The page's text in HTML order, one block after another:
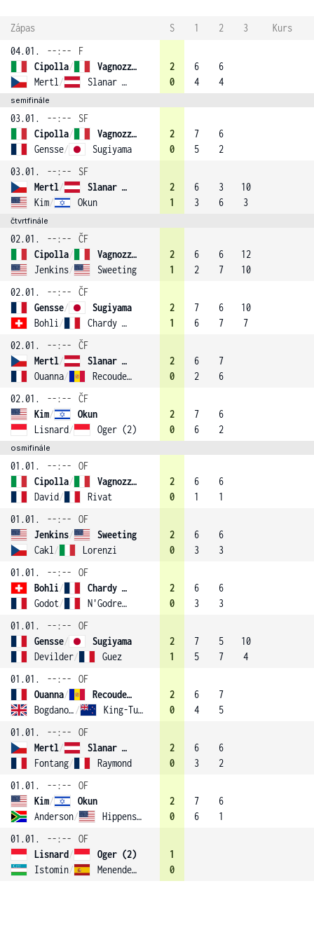
Zápas S 1 2 3
Kurs
04.01.
--:--
F
Cipolla/
Vagnozzi (1)
Mertl / Slanar (3)
2
0
6
4
6
4
semifinále
03.01. --:--
SF
Cipolla/
Vagnozzi (1)
Gensse/ Sugiyama
2
0
7
5
6
2
03.01.
--:--
SF
Mertl/
Slanar (3)
Kim/ Okun
2
1
6
3
3
6
10
3
čtvrtfinále
02.01. --:--
ČF
Cipolla/
Vagnozzi (1)
Jenkins/ Sweeting
2
1
6
2
6
7
12
10
02.01.
--:--
ČF
Gensse/
Sugiyama
Bohli / Chardy (4)
2
1
7
6
6
7
10
7
02.01.
--:--
ČF
Mertl/
Slanar (3)
Ouanna/ Recouderc
2
0
6
2
7
6
02.01.
--:--
ČF
Kim/
Okun
Lisnard/ Oger (2)
2
0
7
6
6
2
osmifinále
01.01. --:--
OF
Cipolla/
Vagnozzi (1)
David/ Rivat
2
0
6
1
6
1
01.01.
--:--
OF
Jenkins/
Sweeting
Cakl / Lorenzi
2
0
6
3
6
3
01.01.
--:--
OF
Bohli/
Chardy (4)
Godot/ N'Godrela
2
0
6
3
6
3
01.01.
--:--
OF
Gensse/
Sugiyama
Devilder/ Guez
2
1
7
5
5
7
10
4
01.01.
--:--
OF
Ouanna/
Recouderc
Bogdanovic / King-Turner
2
0
6
4
7
5
01.01.
--:--
OF
Mertl/
Slanar (3)
Fontang/ Raymond
2
0
6
3
6
2
01.01.
--:--
OF
Kim/
Okun
Anderson/ Hippensteel
2
0
7
6
6
1
01.01.
--:--
OF
Lisnard/
Oger (2)
Istomin/ Menendez-Maceiras
1
0